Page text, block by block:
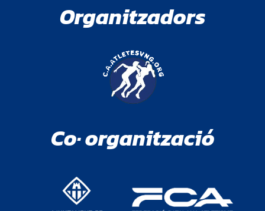
Organitzadors
Co· organització